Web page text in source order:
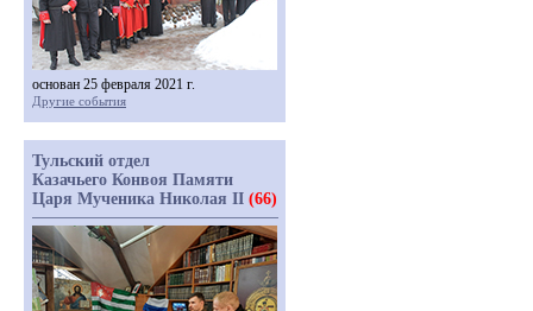
основан 25 февраля 2021 г.
Другие события
Тульский отдел
Казачьего Конвоя Памяти
Царя Мученика Николая II (66)